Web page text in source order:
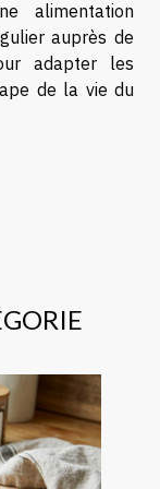
alimentation
auprès de
adapter les
de la vie du